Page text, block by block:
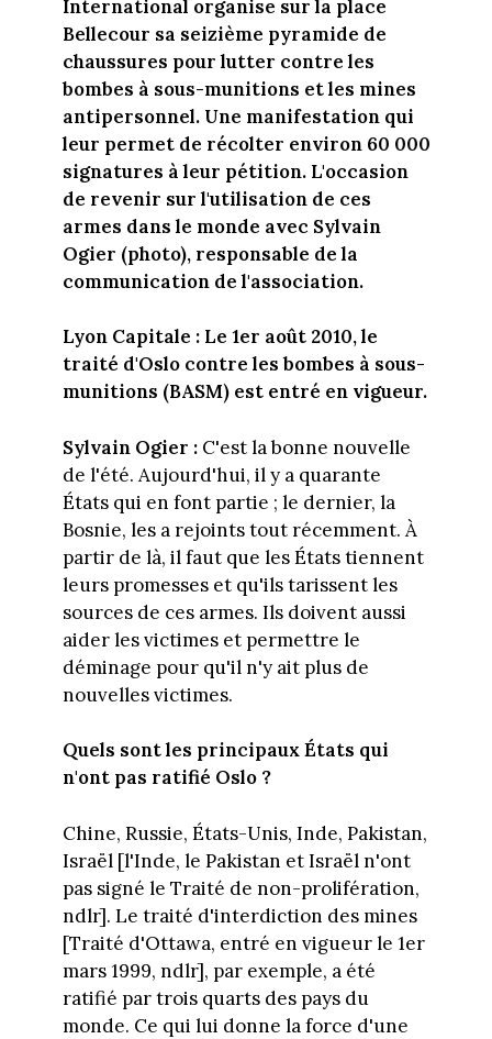
International organise sur la place
Bellecour sa seizième pyramide de
chaussures pour lutter contre les
bombes à sous-munitions et les mines
antipersonnel. Une manifestation qui
leur permet de récolter environ 60 000
signatures à leur pétition. L'occasion
de revenir sur l'utilisation de ces
armes dans le monde avec Sylvain
Ogier (photo), responsable de la
communication de l'association.
Lyon Capitale : Le 1er août 2010, le
traité d'Oslo contre les bombes à sous-
munitions (BASM) est entré en vigueur.
Sylvain Ogier :C'est la bonne nouvelle
de l'été. Aujourd'hui, il y a quarante
États qui en font partie ; le dernier, la
Bosnie, les a rejoints tout récemment. À
partir de là, il faut que les États tiennent
leurs promesses et qu'ils tarissent les
sources de ces armes. Ils doivent aussi
aider les victimes et permettre le
déminage pour qu'il n'y ait plus de
nouvelles victimes.
Quels sont les principaux États qui
n'ont pas ratifié Oslo ?
Chine, Russie, États-Unis, Inde, Pakistan,
Israël [l'Inde, le Pakistan et Israël n'ont
pas signé le Traité de non-prolifération,
ndlr]. Le traité d'interdiction des mines
[Traité d'Ottawa, entré en vigueur le 1er
mars 1999, ndlr], par exemple, a été
ratifié par trois quarts des pays du
monde. Ce qui lui donne la force d'une